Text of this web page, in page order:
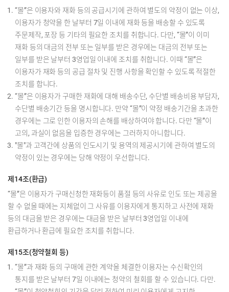
“몰”은 이용자와 재화 등의 공급시기에 관하여 별도의 약정이 없는 이상,
이용자가 청약을 한 날부터 7일 이내에 재화 등을 배송할 수 있도록
주문제작, 포장 등 기타의 필요한 조치를 취합니다. 다만, “몰”이 이미
재화 등의 대금의 전부 또는 일부를 받은 경우에는 대금의 전부 또는
일부를 받은 날부터 3영업일 이내에 조치를 취합니다. 이때 “몰”은
이용자가 재화 등의 공급 절차 및 진행 사항을 확인할 수 있도록 적절한
조치를 합니다.
“몰”은 이용자가 구매한 재화에 대해 배송수단, 수단별 배송비용 부담자,
수단별 배송기간 등을 명시합니다. 만약 “몰”이 약정 배송기간을 초과한
경우에는 그로 인한 이용자의 손해를 배상하여야 합니다. 다만 “몰”이
고의, 과실이 없음을 입증한 경우에는 그러하지 아니합니다.
"몰"과 고객간에 상품의 인도시기 및 용역의 제공시기에 관하여 별도의
약정이 있는 경우에는 당해 약정이 우선합니다.
제14조(환급)
“몰”은 이용자가 구매신청한 재화등이 품절 등의 사유로 인도 또는 제공을
할 수 없을 때에는 지체없이 그 사유를 이용자에게 통지하고 사전에 재화
등의 대금을 받은 경우에는 대금을 받은 날부터 3영업일 이내에
환급하거나 환급에 필요한 조치를 취합니다.
제15조(청약철회 등)
“몰”과 재화 등의 구매에 관한 계약을 체결한 이용자는 수신확인의
통지를 받은 날부터 7일 이내에는 청약의 철회를 할 수 있습니다. 다만.